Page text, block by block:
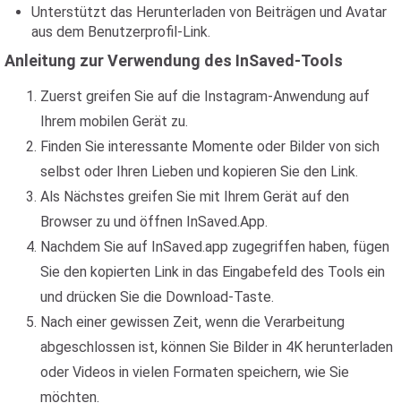
Unterstützt das Herunterladen von Beiträgen und Avatar
aus dem Benutzerprofil-Link.
Anleitung zur Verwendung des InSaved-Tools
Zuerst greifen Sie auf die Instagram-Anwendung auf
Ihrem mobilen Gerät zu.
Finden Sie interessante Momente oder Bilder von sich
selbst oder Ihren Lieben und kopieren Sie den Link.
Als Nächstes greifen Sie mit Ihrem Gerät auf den
Browser zu und öffnen InSaved.App.
Nachdem Sie auf InSaved.app zugegriffen haben, fügen
Sie den kopierten Link in das Eingabefeld des Tools ein
und drücken Sie die Download-Taste.
Nach einer gewissen Zeit, wenn die Verarbeitung
abgeschlossen ist, können Sie Bilder in 4K herunterladen
oder Videos in vielen Formaten speichern, wie Sie
möchten.